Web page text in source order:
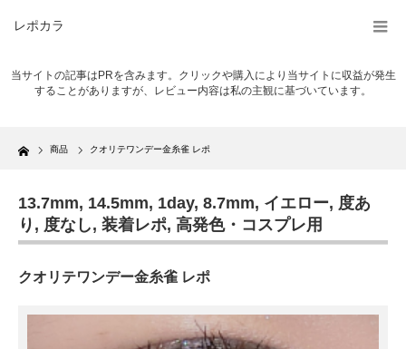
レポカラ
当サイトの記事はPRを含みます。クリックや購入により当サイトに収益が発生
することがありますが、レビュー内容は私の主観に基づいています。
Home 商品 クオリテワンデー金糸雀 レポ
13.7mm, 14.5mm, 1day, 8.7mm, イエロー, 度あ
り , 度なし, 装着レポ, 高発色・コスプレ用
クオリテワンデー金糸雀 レポ